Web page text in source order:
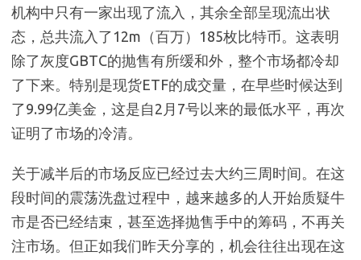
机构中只有一家出现了流入，其余全部呈现流出状
态，总共流入了12m（百万）185枚比特币。这表明
除了灰度GBTC的抛售有所缓和外，整个市场都冷却
了下来。特别是现货ETF的成交量，在早些时候达到
了9.99亿美金，这是自2月7号以来的最低水平，再次
证明了市场的冷清。
关于减半后的市场反应已经过去大约三周时间。在这
段时间的震荡洗盘过程中，越来越多的人开始质疑牛
市是否已经结束，甚至选择抛售手中的筹码，不再关
注市场。但正如我们昨天分享的，机会往往出现在这